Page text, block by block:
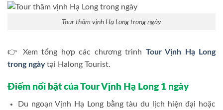
Tour thăm vịnh Hạ Long trong ngày
👉 Xem tổng hợp các chương trình Tour Vịnh Hạ Long
trong ngàytại Halong Tourist.
Điểm nổi bật của Tour Vịnh Hạ Long 1 ngày
Du ngoạn Vịnh Hạ Long bằng tàu du lịch hiện đại hoặc